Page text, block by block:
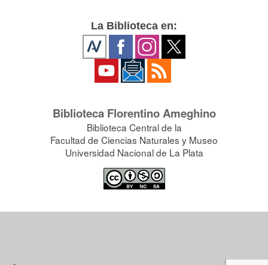
La Biblioteca en:
Biblioteca Florentino Ameghino
Biblioteca Central de la
Facultad de Ciencias Naturales y Museo
Universidad Nacional de La Plata